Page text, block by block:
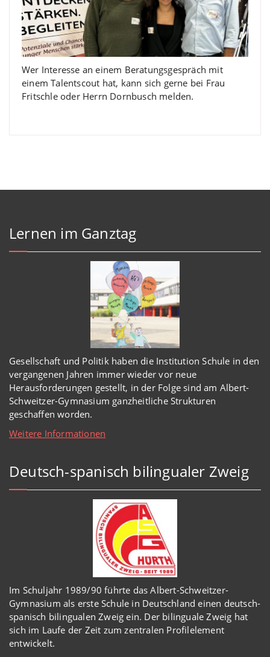
Wer Interesse an einem Beratungsgespräch mit
einem Talentscout hat, kann sich gerne bei Frau
Fritschle oder Herrn Dornbusch melden.
Lernen im Ganztag
Gesellschaft und Politik haben die Institution Schule in den
vergangenen Jahren immer wiedervor neue
Herausforderungen gestellt, in der Folge sind am Albert-
Schweitzer-Gymnasium ganzheitliche Strukturen
geschaffen worden.
Weitere Informationen
Deutsch-spanisch bilingualer Zweig
Im Schuljahr 1989/90 führte das Albert-Schweitzer-
Gymnasium als erste Schule in Deutschland einen deutsch-
spanisch bilingualen Zweig ein. Der bilinguale Zweig hat
sich im Laufe der Zeit zum zentralen Profilelement
entwickelt.